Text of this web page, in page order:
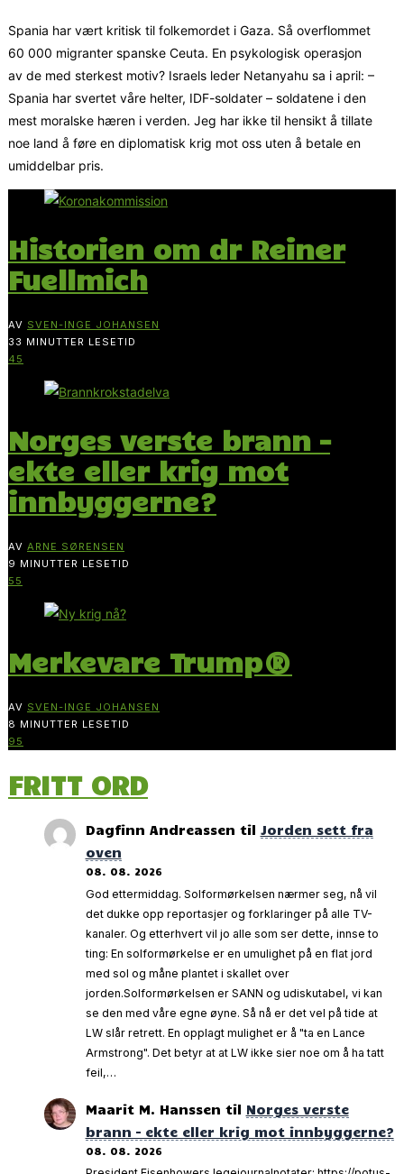
Spania har vært kritisk til folkemordet i Gaza. Så overflommet
60 000 migranter spanske Ceuta. En psykologisk operasjon
av de med sterkest motiv? Israels leder Netanyahu sa i april: –
Spania har svertet våre helter, IDF-soldater – soldatene i den
mest moralske hæren i verden. Jeg har ikke til hensikt å tillate
noe land å føre en diplomatisk krig mot oss uten å betale en
umiddelbar pris.
Historien om dr Reiner
Fuellmich
AV SVEN-INGE JOHANSEN
33 MINUTTER LESETID
45
Norges verste brann –
ekte eller krig mot
innbyggerne?
AV ARNE SØRENSEN
9 MINUTTER LESETID
55
Merkevare Trump®
AV SVEN-INGE JOHANSEN
8 MINUTTER LESETID
95
FRITT ORD
Dagfinn Andreassen til Jorden sett fra
oven
08. 08. 2026
God ettermiddag. Solformørkelsen nærmer seg, nå vil
det dukke opp reportasjer og forklaringer på alle TV-
kanaler. Og etterhvert vil jo alle som ser dette, innse to
ting: En solformørkelse er en umulighet på en flat jord
med sol og måne plantet i skallet over
jorden.Solformørkelsen er SANN og udiskutabel, vi kan
se den med våre egne øyne. Så nå er det vel på tide at
LW slår retrett. En opplagt mulighet er å "ta en Lance
Armstrong". Det betyr at at LW ikke sier noe om å ha tatt
feil,…
Maarit M. Hanssen til Norges verste
brann – ekte eller krig mot innbyggerne?
08. 08. 2026